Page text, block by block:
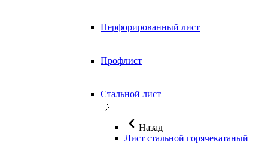
Перфорированный лист
Профлист
Стальной лист
Назад
Лист стальной горячекатаный